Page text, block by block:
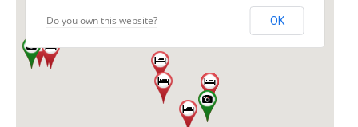
Do you own this website? OK